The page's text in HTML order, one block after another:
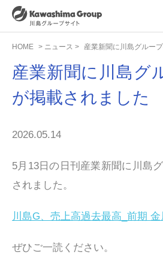
HOME > ニュース > 産業新聞に川島グルー
産業新聞に川島グ
が掲載されました
2026.05.14
5月13日の日刊産業新聞に川島
されました。
川島G、売上高過去最高_前期
ぜひご一読ください。